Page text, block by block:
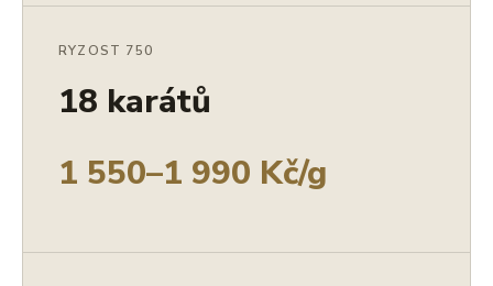
RYZOST 750
18 karátů
1 550–1 990 Kč/g